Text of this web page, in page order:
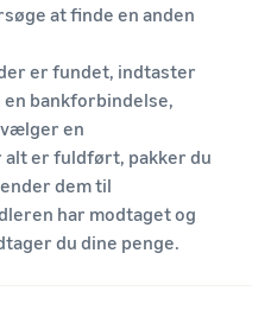
at finde en anden
er fundet, indtaster
en bankforbindelse,
en
er fuldført, pakker du
dem til
har modtaget og
du dine penge.